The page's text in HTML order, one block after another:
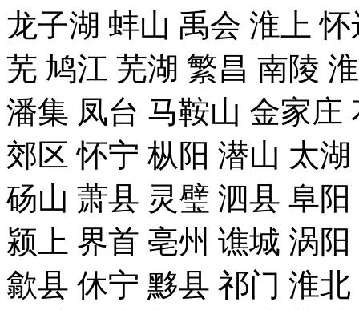
龙子湖 蚌山 禹会 淮上
芜 鸠江 芜湖 繁昌 南陵
潘集 凤台 马鞍山 金家庄
郊区 怀宁 枞阳 潜山 太
砀山 萧县 灵璧 泗县 阜
颍上 界首 亳州 谯城 涡
歙县 休宁 黟县 祁门 淮